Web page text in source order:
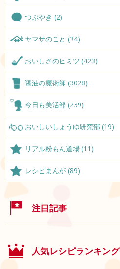
つぶやき (2)
ヤマサのこと (34)
おいしさのヒミツ (423)
醤油の魔術師 (3028)
今日も美活部 (239)
おいしいしょうゆ研究部 (19)
リアル粉もん道場 (11)
レシピまんが (89)
注目記事
人気レシピランキング